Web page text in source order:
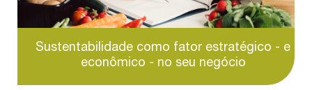
Sustentabilidade como fator estratégico - e
econômico - no seu negócio